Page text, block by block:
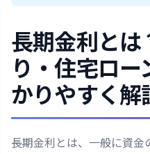
長期金利とは
り・住宅ロ
かりやすく解
長期金利とは、一般に資